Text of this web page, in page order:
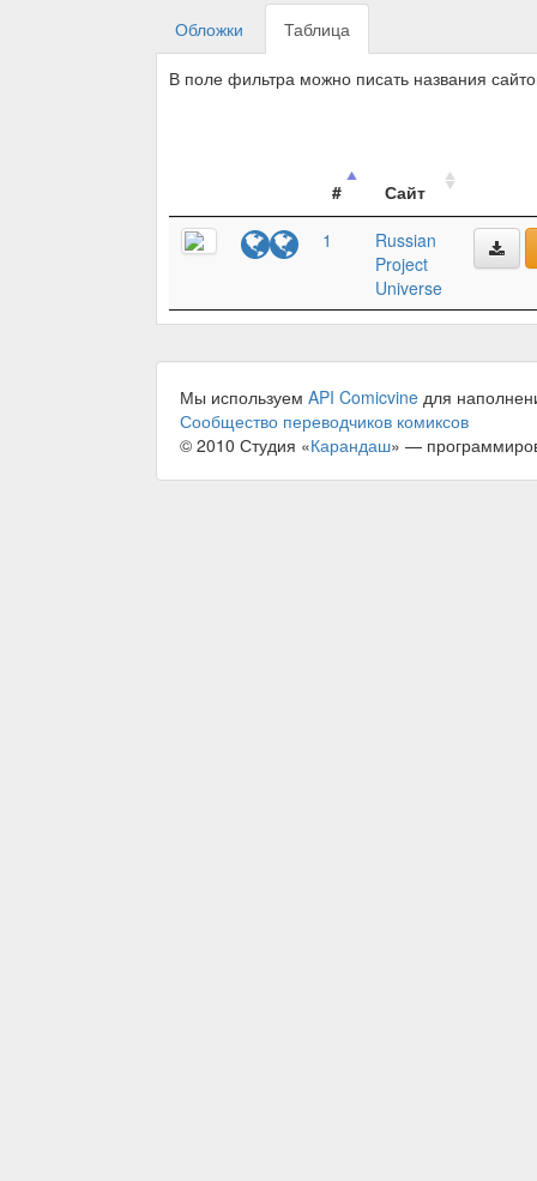
Обложки Таблица
В поле фильтра можно писать названия
#
Сайт
1
Russian
Project
Universe
Мы используем API Comicvine для
Сообщество переводчиков комиксов
© 2010 Студия «Карандаш» —